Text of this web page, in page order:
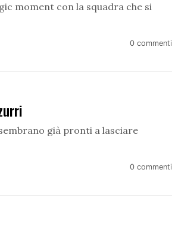
moment con la squadra che si
0 commenti
già pronti a lasciare
0 commenti